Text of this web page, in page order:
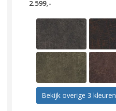
2.599,-
Bekijk overige 3 kleuren